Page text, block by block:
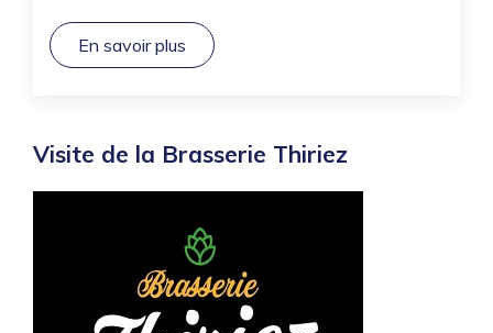
En savoir plus
Visite de la Brasserie Thiriez